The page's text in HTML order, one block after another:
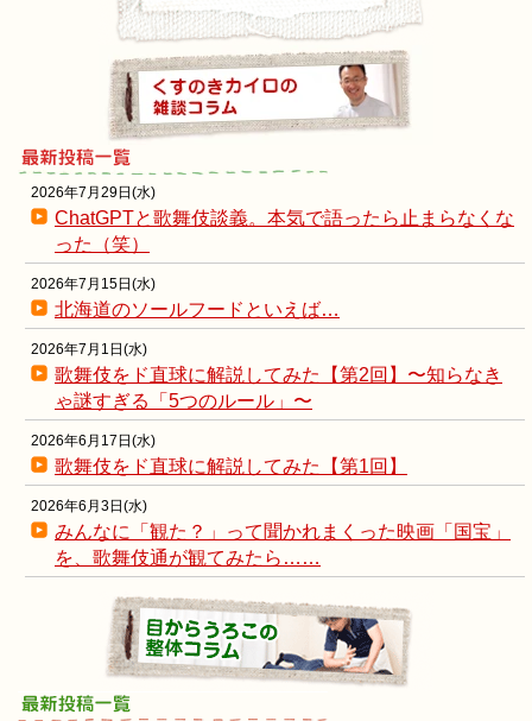
2026年7月29日(水)
ChatGPTと歌舞伎談義。本気で語ったら止まらなくな
った（笑）
2026年7月15日(水)
北海道のソールフードといえば…
2026年7月1日(水)
歌舞伎をド直球に解説してみた【第2回】〜知らなき
ゃ謎すぎる「5つのルール」〜
2026年6月17日(水)
歌舞伎をド直球に解説してみた【第1回】
2026年6月3日(水)
みんなに「観た？」って聞かれまくった映画「国宝」
を、歌舞伎通が観てみたら……